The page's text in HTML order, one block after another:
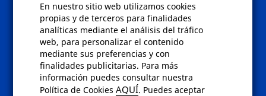
En nuestro sitio web utilizamos cookies
propias y de terceros para finalidades
analíticas mediante el análisis del tráfico
web, para personalizar el contenido
mediante sus preferencias y con
finalidades publicitarias. Para más
información puedes consultar nuestra
Política de CookiesAQUÍ. Puedes aceptar
Políticas
Condiciones de compra
Aviso de privacidad
Cookies
Bajas comunicados comerciales
Derecho de desistimiento